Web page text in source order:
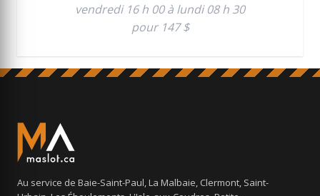
vendredi 16 h 00 à lundi 08 h 30
pour 147 $
Au service de Baie-Saint-Paul, La Malbaie, Clermont, Saint-